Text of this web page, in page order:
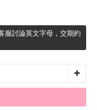
服討論英文字母，交期約